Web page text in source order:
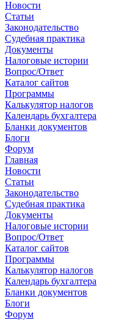
Новости
Cтатьи
Законодательство
Судебная практика
Документы
Налоговые истории
Вопрос/Ответ
Каталог сайтов
Программы
Калькулятор налогов
Календарь бухгалтера
Бланки документов
Блоги
Форум
Главная
Новости
Cтатьи
Законодательство
Судебная практика
Документы
Налоговые истории
Вопрос/Ответ
Каталог сайтов
Программы
Калькулятор налогов
Календарь бухгалтера
Бланки документов
Блоги
Форум